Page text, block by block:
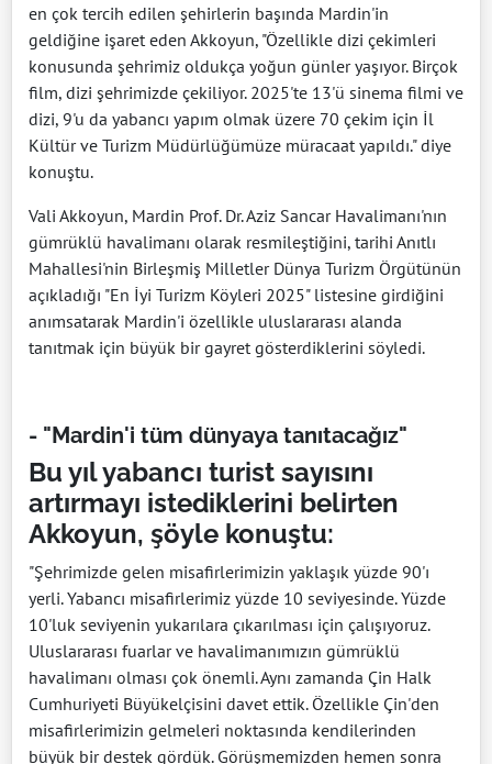
en çok tercih edilen şehirlerin başında Mardin'in
geldiğine işaret eden Akkoyun, "Özellikle dizi çekimleri
konusunda şehrimiz oldukça yoğun günler yaşıyor. Birçok
film, dizi şehrimizde çekiliyor. 2025'te 13'ü sinema filmi ve
dizi, 9'u da yabancı yapım olmak üzere 70 çekim için İl
Kültür ve Turizm Müdürlüğümüze müracaat yapıldı." diye
konuştu.
Vali Akkoyun, Mardin Prof. Dr. Aziz Sancar Havalimanı'nın
gümrüklü havalimanı olarak resmileştiğini, tarihi Anıtlı
Mahallesi'nin Birleşmiş Milletler Dünya Turizm Örgütünün
açıkladığı "En İyi Turizm Köyleri 2025" listesine girdiğini
anımsatarak Mardin'i özellikle uluslararası alanda
tanıtmak için büyük bir gayret gösterdiklerini söyledi.
- "Mardin'i tüm dünyaya tanıtacağız"
Bu yıl yabancı turist sayısını
artırmayı istediklerini belirten
Akkoyun, şöyle konuştu:
"Şehrimizde gelen misafirlerimizin yaklaşık yüzde 90'ı
yerli. Yabancı misafirlerimiz yüzde 10 seviyesinde. Yüzde
10'luk seviyenin yukarılara çıkarılması için çalışıyoruz.
Uluslararası fuarlar ve havalimanımızın gümrüklü
havalimanı olması çok önemli. Aynı zamanda Çin Halk
Cumhuriyeti Büyükelçisini davet ettik. Özellikle Çin'den
misafirlerimizin gelmeleri noktasında kendilerinden
büyük bir destek gördük. Görüşmemizden hemen sonra